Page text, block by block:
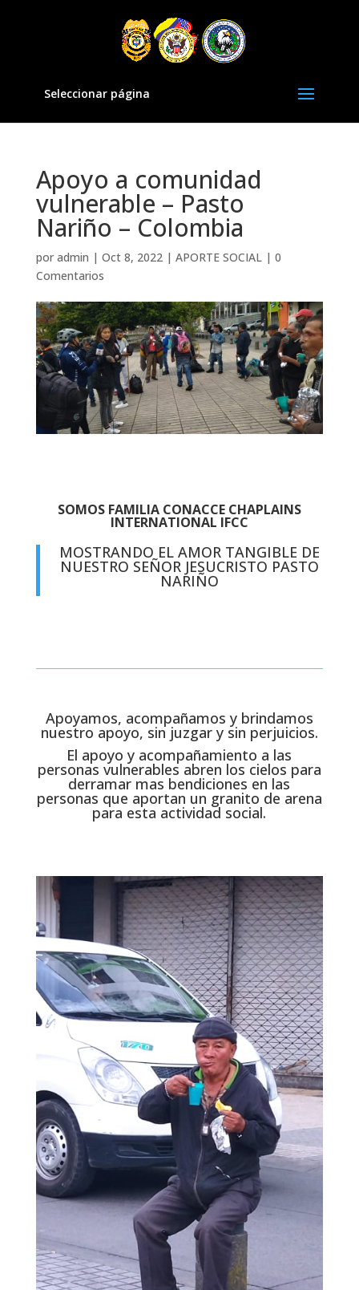
Seleccionar página
Apoyo a comunidad
vulnerable – Pasto
Nariño – Colombia
por admin | Oct 8, 2022| APORTE SOCIAL| 0
Comentarios
SOMOS FAMILIA CONACCE CHAPLAINS
INTERNATIONAL IFCC
MOSTRANDO EL AMOR TANGIBLE DE
NUESTRO SEÑOR JESUCRISTO PASTO
NARIÑO
Apoyamos, acompañamos y brindamos
nuestro apoyo, sin juzgar y sin perjuicios.
El apoyo y acompañamiento a las
personas vulnerables abren los cielos para
derramar mas bendiciones en las
personas que aportan un granito de arena
para esta actividad social.